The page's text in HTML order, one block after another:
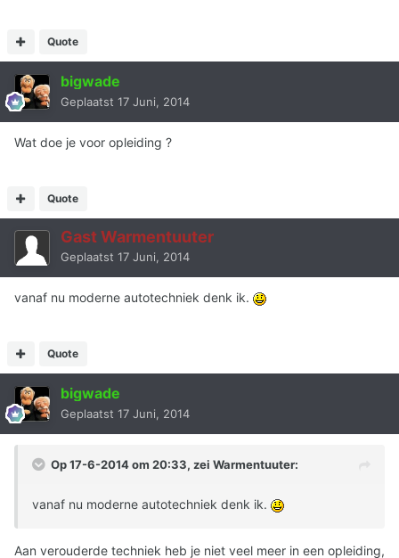
Quote
bigwade
Geplaatst 17 Juni, 2014
Wat doe je voor opleiding ?
Quote
Gast Warmentuuter
Geplaatst 17 Juni, 2014
vanaf nu moderne autotechniek denk ik.
Quote
bigwade
Geplaatst 17 Juni, 2014
Op 17-6-2014 om 20:33, zei Warmentuuter:
vanaf nu moderne autotechniek denk ik.
Aan verouderde techniek heb je niet veel meer in een opleiding,